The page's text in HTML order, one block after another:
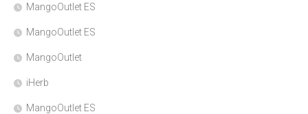
MangoOutlet ES
MangoOutlet ES
MangoOutlet
iHerb
MangoOutlet ES